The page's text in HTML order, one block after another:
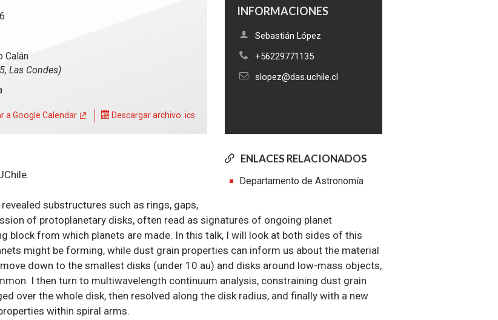
INFORMACIONES
Sebastián López
+56229771135
slopez@das.uchile.cl
Calán
Las Condes)
a Google Calendar Descargar archivo .ics
ENLACES RELACIONADOS
Departamento de Astronomía
substructures such as rings, gaps,
of protoplanetary disks, often read as signatures of ongoing planet
block from which planets are made. In this talk, I will look at both sides of this
might be forming, while dust grain properties can inform us about the material
down to the smallest disks (under 10 au) and disks around low-mass objects,
I then turn to multiwavelength continuum analysis, constraining dust grain
over the whole disk, then resolved along the disk radius, and finally with a new
within spiral arms.